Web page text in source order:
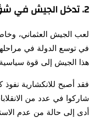
2. تدخل الجيش في شؤون الحكم
لعب الجيش العثماني،
في توسع الدولة في
هذا الجيش إلى قوة
فقد أصبح للانكشارية
شاركوا في عدد من
أدى إلى حالة من عدم